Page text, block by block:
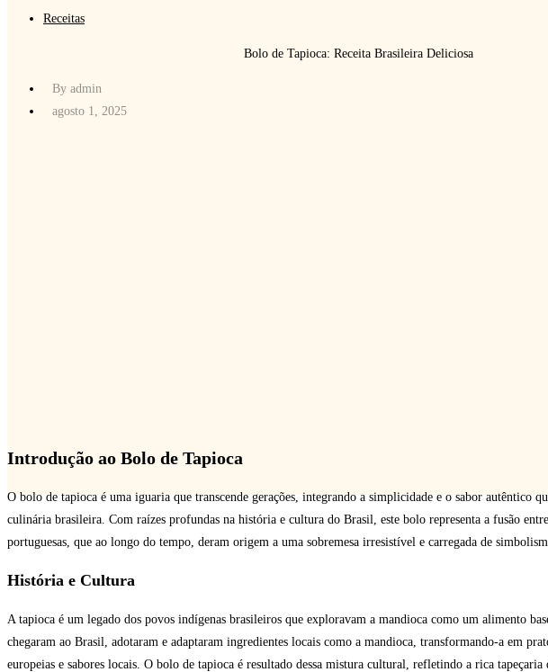
Receitas
Bolo de Tapioca: Receita Brasileira Deliciosa
By admin
agosto 1, 2025
Introdução ao Bolo de Tapioca
O bolo de tapioca é uma iguaria que transcende gerações, integrando a simplicidade e o sabor autêntico
culinária brasileira. Com raízes profundas na história e cultura do Brasil, este bolo representa a fusão
portuguesas, que ao longo do tempo, deram origem a uma sobremesa irresistível e carregada de
História e Cultura
A tapioca é um legado dos povos indígenas brasileiros que exploravam a mandioca como um alimento
chegaram ao Brasil, adotaram e adaptaram ingredientes locais como a mandioca, transformando-a em
europeias e sabores locais. O bolo de tapioca é resultado dessa mistura cultural, refletindo a rica tapeçaria